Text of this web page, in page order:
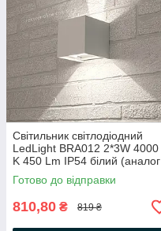
Світильник світлодіодний
LedLight BRA012 2*3W 4000
K 450 Lm IP54 білий (аналог
DH012)
Готово до відправки
810,80 ₴ 819 ₴